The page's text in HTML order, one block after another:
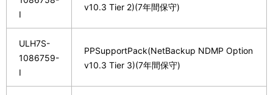
I
v10.3 Tier 2)(7年間保守)
ULH7S-
1086759-
I
PPSupportPack(NetBackup NDMP Option
v10.3 Tier 3)(7年間保守)